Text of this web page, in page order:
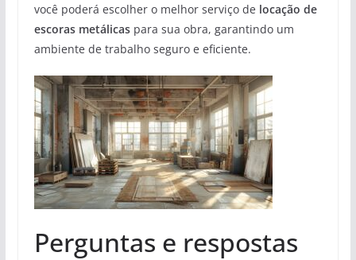
você poderá escolher o melhor serviço de locação de
escoras metálicaspara sua obra, garantindo um
ambiente de trabalho seguro e eficiente.
Perguntas e respostas